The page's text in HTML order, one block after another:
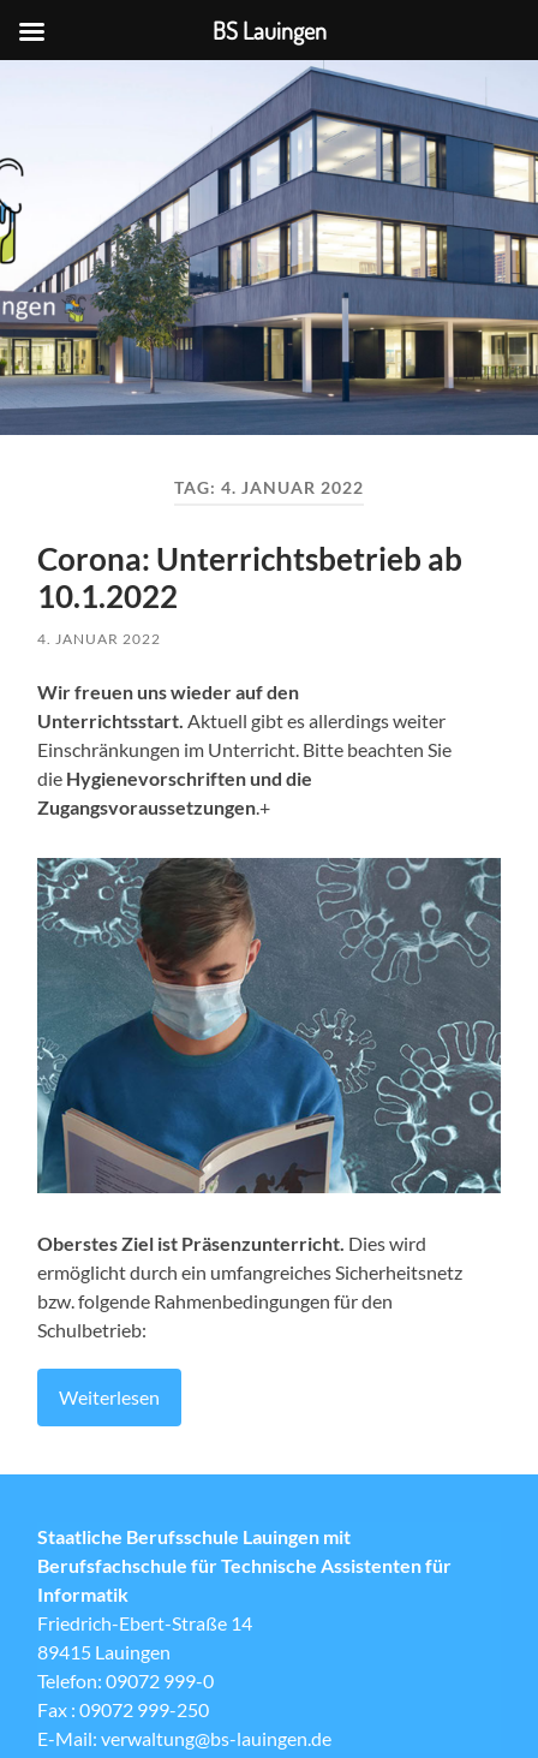
BS
TAG: 4. JANUAR 2022
Corona: Unterrichtsbetrieb ab
10.1.2022
4. JANUAR 2022
Wir freuen uns wieder auf den
Unterrichtsstart. Aktuell gibt es allerdings weiter
Einschränkungen im Unterricht. Bitte beachten Sie
die Hygienevorschriften und die
Zugangsvoraussetzungen.+
Oberstes Ziel ist Präsenzunterricht. Dies wird
ermöglicht durch ein umfangreiches Sicherheitsnetz
bzw. folgende Rahmenbedingungen für den
Schulbetrieb:
Weiterlesen
Staatliche Berufsschule Lauingen mit
Berufsfachschule für Technische Assistenten für
Informatik
Friedrich-Ebert-Straße 14
89415 Lauingen
Telefon: 09072 999-0
Fax : 09072 999-250
E-Mail: verwaltung@bs-lauingen.de
BS Lauingen